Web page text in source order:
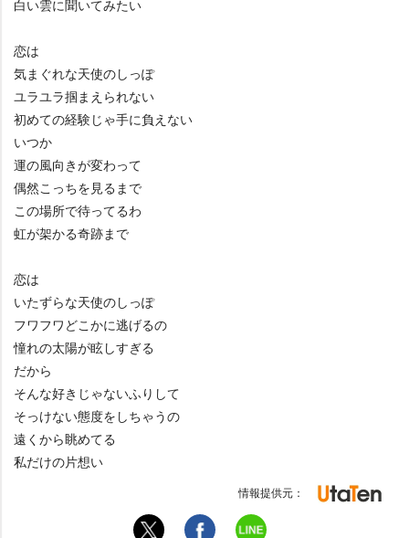
白い雲に聞いてみたい
恋は
気まぐれな天使のしっぽ
ユラユラ掴まえられない
初めての経験じゃ手に負えない
いつか
運の風向きが変わって
偶然こっちを見るまで
この場所で待ってるわ
虹が架かる奇跡まで
恋は
いたずらな天使のしっぽ
フワフワどこかに逃げるの
憧れの太陽が眩しすぎる
だから
そんな好きじゃないふりして
そっけない態度をしちゃうの
遠くから眺めてる
私だけの片想い
情報提供元：